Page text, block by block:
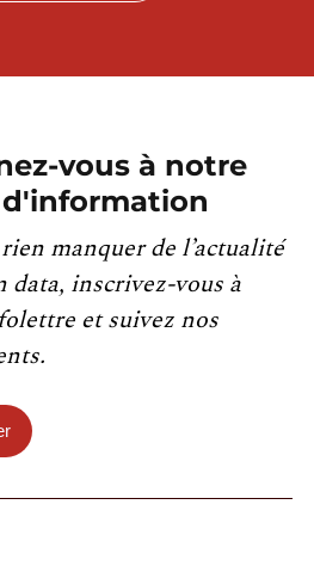
vous à notre
manquer de l’actualité
data, inscrivez-vous à
et suivez nos